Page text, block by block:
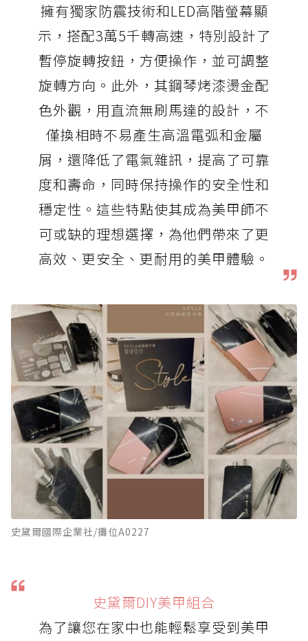
擁有獨家防震技術和LED高階螢幕顯
示，搭配3萬5千轉高速，特別設計了
暫停旋轉按鈕，方便操作，並可調整
旋轉方向。此外，其鋼琴烤漆燙金配
色外觀，用直流無刷馬達的設計，不
僅換相時不易產生高溫電弧和金屬
屑，還降低了電氣雜訊，提高了可靠
度和壽命，同時保持操作的安全性和
穩定性。這些特點使其成為美甲師不
可或缺的理想選擇，為他們帶來了更
高效、更安全、更耐用的美甲體驗。
史黛爾國際企業社/攤位A0227
史黛爾DIY美甲組合
為了讓您在家中也能輕鬆享受到美甲